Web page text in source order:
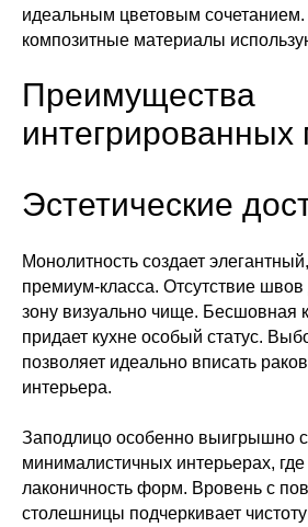
идеальным цветовым сочетанием.
композитные материалы
Преимущества
интегрированных
Эстетические
Монолитность создает
премиум-класса. Отсутствие
зону визуально чище. Бесшовная
придает кухне особый статус.
позволяет идеально вписать
интерьера.
Заподлицо особенно выигрышно
минималистичных интерьерах,
лаконичность форм. Вровень с
столешницы подчеркивает